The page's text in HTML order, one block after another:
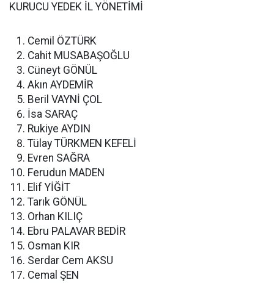
KURUCU YEDEK İL YÖNETİMİ
Cemil ÖZTÜRK
Cahit MUSABAŞOĞLU
Cüneyt GÖNÜL
Akın AYDEMİR
Beril VAYNİ ÇOL
İsa SARAÇ
Rukiye AYDIN
Tülay TÜRKMEN KEFELİ
Evren SAĞRA
Ferudun MADEN
Elif YİĞİT
Tarık GÖNÜL
Orhan KILIÇ
Ebru PALAVAR BEDİR
Osman KIR
Serdar Cem AKSU
Cemal ŞEN